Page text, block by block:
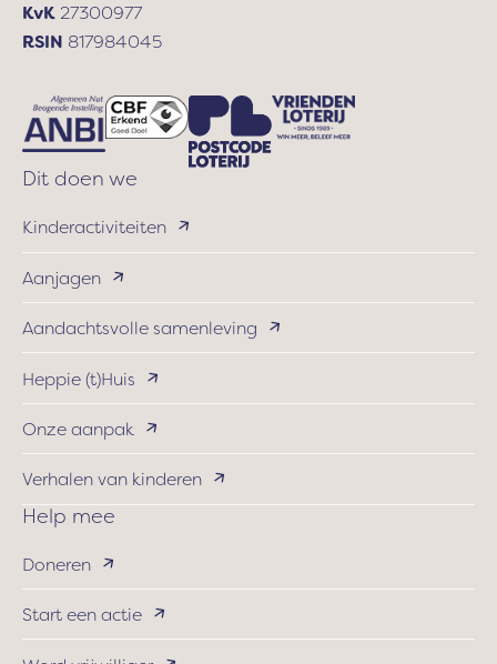
KvK 27300977
RSIN 817984045
Dit doen we
Kinderactiviteiten
Aanjagen
Aandachtsvolle samenleving
Heppie (t)Huis
Onze aanpak
Verhalen van kinderen
Help mee
Doneren
Start een actie